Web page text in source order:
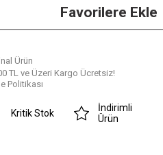
Favorilere Ekle
Ürün
TL ve Üzeri Kargo Ücretsiz!
Politikası
Kritik Stok
İndirimli
Ürün